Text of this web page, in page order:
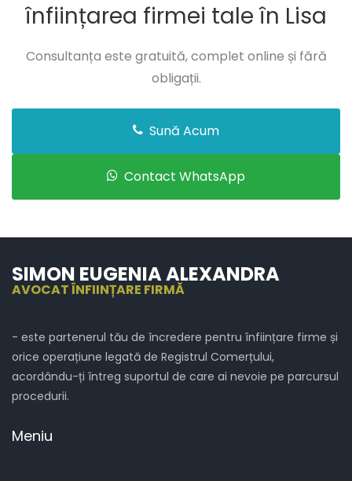
înființarea firmei tale în Lisa
Consultanța este gratuită, complet online și fără
obligații.
Sună Acum
Contact WhatsApp
SIMON EUGENIA ALEXANDRA
AVOCAT ÎNFIINȚARE FIRMĂ
- este partenerul tău de încredere pentru înființare firme și
orice operațiune legată de Registrul Comerțului,
acordându-ți întreg suportul de care ai nevoie pe parcursul
procedurii.
Meniu